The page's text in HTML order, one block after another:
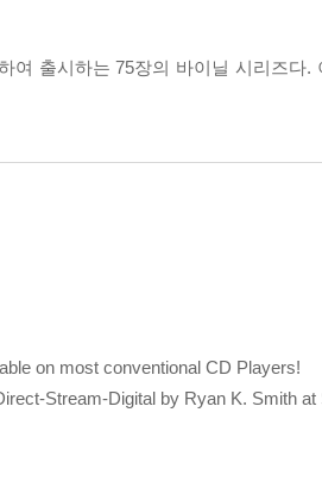
출시하는 75장의 바이닐 시리즈다.
on most conventional CD Players!
Stream-Digital by Ryan K. Smith at